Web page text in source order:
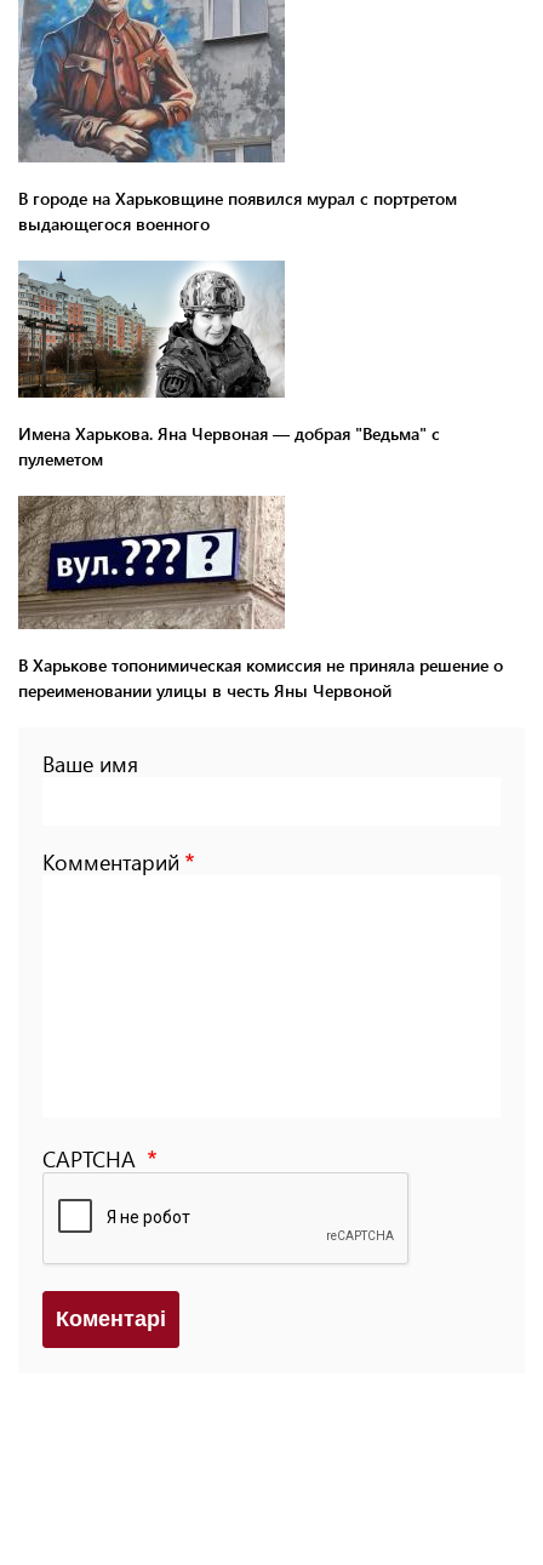
В городе на Харьковщине появился мурал с портретом
выдающегося военного
Имена Харькова. Яна Червоная — добрая "Ведьма" с
пулеметом
В Харькове топонимическая комиссия не приняла решение о
переименовании улицы в честь Яны Червоной
Ваше имя
Комментарий
CAPTCHA
Коментарi